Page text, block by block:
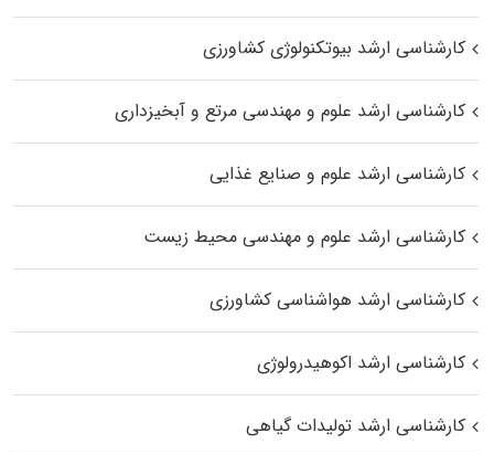
کارشناسی ارشد بیوتکنولوژی کشاورزی
کارشناسی ارشد علوم و مهندسی مرتع و آبخیزداری
کارشناسی ارشد علوم و صنایع غذایی
کارشناسی ارشد علوم و مهندسی محیط زیست
کارشناسی ارشد هواشناسی کشاورزی
کارشناسی ارشد اکوهیدرولوژی
کارشناسی ارشد تولیدات گیاهی